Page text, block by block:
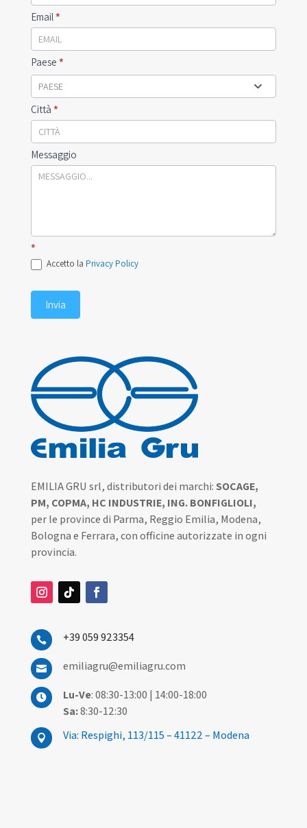
Email*
Paese *
PAESE
Città *
Messaggio
*
Accetto la Privacy Policy
Invia
EMILIA GRU srl, distributori dei marchi:SOCAGE,
PM, COPMA, HC INDUSTRIE, ING. BONFIGLIOLI,
per le province di Parma, Reggio Emilia, Modena,
Bologna e Ferrara, con officine autorizzate in ogni
provincia.
 +39 059 923354
 emiliagru@emiliagru.com
 Lu-Ve: 08:30-13:00 | 14:00-18:00
Sa:8:30-12:30
 Via: Respighi, 113/115 – 41122 – Modena